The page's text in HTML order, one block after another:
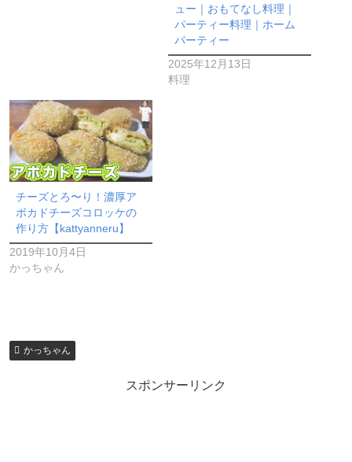
ュー｜おもてなし料理｜
パーティー料理｜ホーム
パーティー
2025年12月13日
料理
チーズとろ〜り！濃厚ア
ボカドチーズコロッケの
作り方【kattyanneru】
2019年10月4日
かっちゃん
かっちゃん
スポンサーリンク